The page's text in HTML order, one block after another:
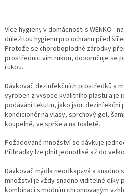
Více hygieny v domácnosti s WENKO -
důležitou hygienu pro ochranu před
Protože se choroboplodné zárodky
prostřednictvím rukou, doporučuje se
rukou.
Dávkovač dezinfekčních prostředků a
vyroben z vysoce kvalitního plastu a je
podávání tekutin, jako jsou
kondicionér na vlasy, sprchový gel,
koupelně, ve sprše a na toaletě.
Požadované množství se dávkuje
Přihrádky lze plnit jednotlivě až do
Dávkovač mýdla neodkapává a snadno
množství je vždy snadno viditelné díky
kombinaci s módním chromovaným